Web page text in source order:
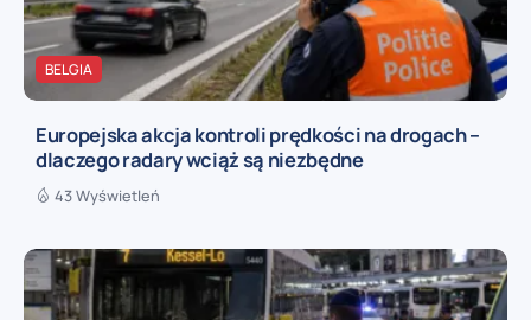
BELGIA
Europejska akcja kontroli prędkości na drogach –
dlaczego radary wciąż są niezbędne
43 Wyświetleń